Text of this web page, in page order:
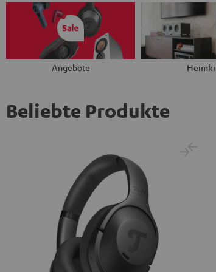
Angebote
Beliebte Produkte